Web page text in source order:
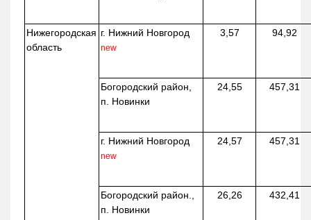
Нижегородская
область
г. Нижний Новгород
new
3,57 94,92
Богородский район,
п. Новинки
24,55 457,31
г. Нижний Новгород
new
24,57 457,31
Богородский район.,
п. Новинки
26,26 432,41